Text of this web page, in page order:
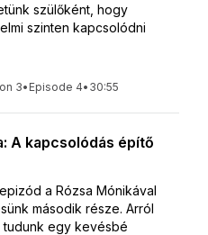
szülőként, hogy
szinten kapcsolódni
3• Episode 4• 30:55
A kapcsolódás építő
a Rózsa Mónikával
második része. Arról
egy kevésbé